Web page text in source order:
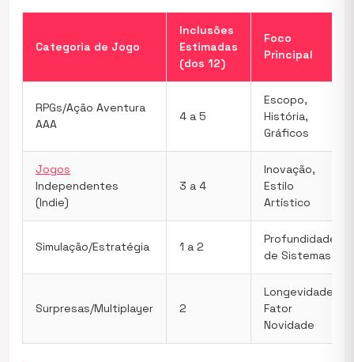
Categoria de Jogo
Inclusões
Estimadas
(dos 12)
Foco
Principal
RPGs/Ação Aventura
AAA
4 a 5
Escopo,
História,
Gráficos
Jogos
Independentes
(Indie)
3 a 4
Inovação,
Estilo
Artístico
Simulação/Estratégia 1 a 2
Profundidade
de Sistemas
Surpresas/Multiplayer 2
Longevidade,
Fator
Novidade